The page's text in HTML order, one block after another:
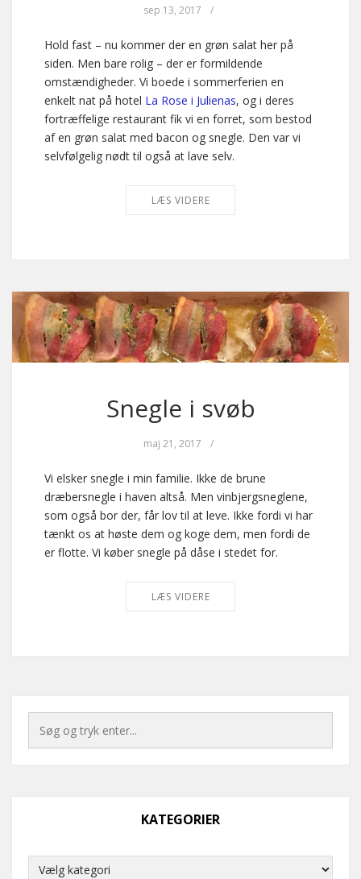
sep 13, 2017 /
Hold fast – nu kommer der en grøn salat her på
siden. Men bare rolig – der er formildende
omstændigheder. Vi boede i sommerferien en
enkelt nat på hotel La Rose i Julienas, og i deres
fortræffelige restaurant fik vi en forret, som bestod
af en grøn salat med bacon og snegle. Den var vi
selvfølgelig nødt til også at lave selv.
LÆS VIDERE
Snegle i svøb
maj 21, 2017 /
Vi elsker snegle i min familie. Ikke de brune
dræbersnegle i haven altså. Men vinbjergsneglene,
som også bor der, får lov til at leve. Ikke fordi vi har
tænkt os at høste dem og koge dem, men fordi de
er flotte. Vi køber snegle på dåse i stedet for.
LÆS VIDERE
KATEGORIER
Kategorier